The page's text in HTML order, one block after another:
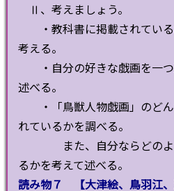
Ⅱ、考えましょう。
・教科書に掲載されている
考える。
・自分の好きな戯画を一つ
述べる。
・「鳥獣人物戯画」のどん
れているかを調べる。
また、自分ならどのよ
るかを考えて述べる。
読み物７ 【大津絵、鳥羽江、